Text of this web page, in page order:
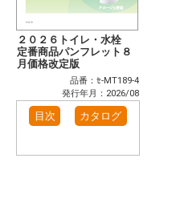
２０２６トイレ・水栓
定番商品パンフレット８
月価格改定版
品番：ｾ-MT189-4
発行年月：2026/08
目次 カタログ